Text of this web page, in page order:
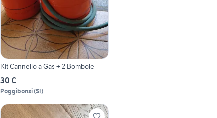
Kit Cannello a Gas + 2 Bombole
30 €
Poggibonsi(SI)